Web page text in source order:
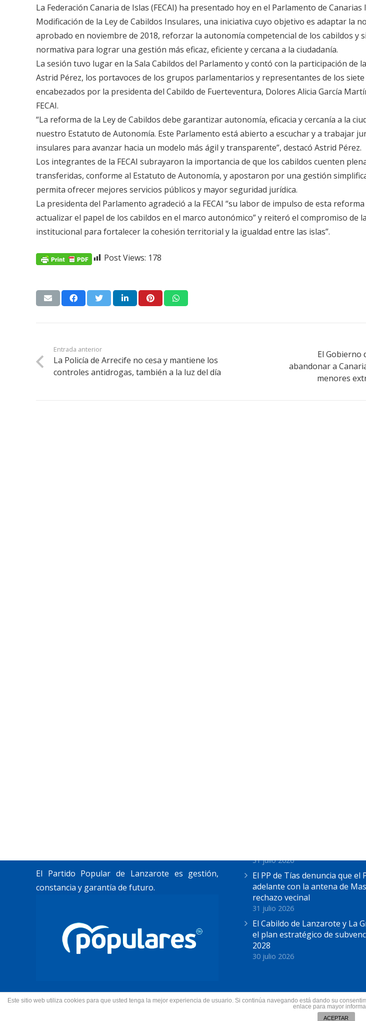
La Federación Canaria de Islas (FECAI) ha presentado hoy en el Parlamento de
Modificación de la Ley de Cabildos Insulares, una iniciativa cuyo objetivo es adaptar la
aprobado en noviembre de 2018, reforzar la autonomía competencial de los cabildos y
normativa para lograr una gestión más eficaz, eficiente y cercana a la ciudadanía.
La sesión tuvo lugar en la Sala Cabildos del Parlamento y contó con la participación de
Astrid Pérez, los portavoces de los grupos parlamentarios y representantes de los
encabezados por la presidenta del Cabildo de Fuerteventura, Dolores Alicia García
FECAI.
“La reforma de la Ley de Cabildos debe garantizar autonomía, eficacia y cercanía a la
nuestro Estatuto de Autonomía. Este Parlamento está abierto a escuchar y a trabajar
insulares para avanzar hacia un modelo más ágil y transparente”, destacó Astrid Pérez.
Los integrantes de la FECAI subrayaron la importancia de que los cabildos cuenten
transferidas, conforme al Estatuto de Autonomía, y apostaron por una gestión
permita ofrecer mejores servicios públicos y mayor seguridad jurídica.
La presidenta del Parlamento agradeció a la FECAI “su labor de impulso de esta
actualizar el papel de los cabildos en el marco autonómico” y reiteró el compromiso de
institucional para fortalecer la cohesión territorial y la igualdad entre las islas”.
Post Views: 178
Entrada anterior
La Policía de Arrecife no cesa y mantiene los
controles antidrogas, también a la luz del día
El Gobierno
abandonar a
menores
El Partido Popular de Lanzarote es gestión,
constancia y garantía de futuro.
31 julio 2026
El PP de Tías denuncia que el
adelante con la antena de
rechazo vecinal
31 julio 2026
El Cabildo de Lanzarote y La
el plan estratégico de
2028
30 julio 2026
© 2022 Partido Popular de Lanzarote.
Este sitio web utiliza cookies para que usted tenga la mejor experiencia de usuario. Si continúa navegando está dando su
enlace para mayor
ACEPTAR